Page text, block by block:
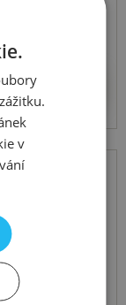
x Jac
Koupit
v